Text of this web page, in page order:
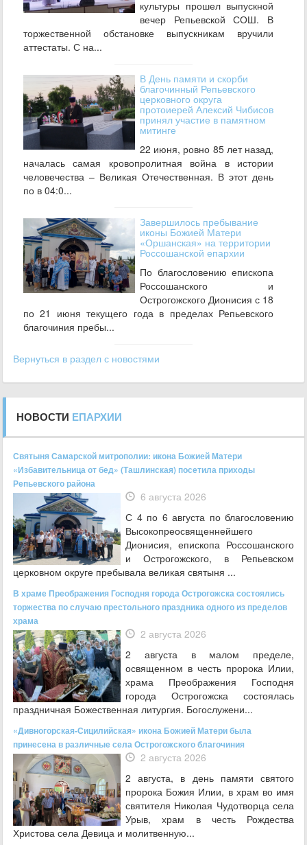
культуры прошел выпускной
вечер Репьевской СОШ. В
торжественной обстановке выпускникам вручили
аттестаты. С на...
В День памяти и скорби
благочинный Репьевского
церковного округа
протоиерей Алексий Чибисов
принял участие в памятном
митинге
22 июня, ровно 85 лет назад,
началась самая кровопролитная война в истории
человечества – Великая Отечественная. В этот день
по в 04:0...
Завершилось пребывание
иконы Божией Матери
«Оршанская» на территории
Россошанской епархии
По благословению епископа
Россошанского и
Острогожского Дионисия с 18
по 21 июня текущего года в пределах Репьевского
благочиния пребы...
Вернуться в раздел с новостями
НОВОСТИ ЕПАРХИИ
Святыня Самарской митрополии: икона Божией Матери
«Избавительница от бед» (Ташлинская) посетила приходы
Репьевского района
6 августа 2026
С 4 по 6 августа по благословению
Высокопреосвященнейшего
Дионисия, епископа Россошанского
и Острогожского, в Репьевском
церковном округе пребывала великая святыня ...
В храме Преображения Господня города Острогожска состоялись
торжества по случаю престольного праздника одного из пределов
храма
2 августа 2026
2 августа в малом пределе,
освященном в честь пророка Илии,
храма Преображения Господня
города Острогожска состоялась
праздничная Божественная литургия. Богослужени...
«Дивногорская-Сицилийская» икона Божией Матери была
принесена в различные села Острогожского благочиния
2 августа 2026
2 августа, в день памяти святого
пророка Божия Илии, в храм во имя
святителя Николая Чудотворца села
Урыв, храм в честь Рождества
Христова села Девица и молитвенную...